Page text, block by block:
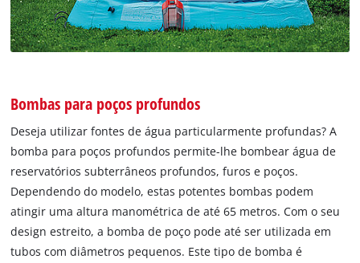
Bombas para poços profundos
Deseja utilizar fontes de água particularmente profundas? A
bomba para poços profundos permite-lhe bombear água de
reservatórios subterrâneos profundos, furos e poços.
Dependendo do modelo, estas potentes bombas podem
atingir uma altura manométrica de até 65 metros. Com o seu
design estreito, a bomba de poço pode até ser utilizada em
tubos com diâmetros pequenos. Este tipo de bomba é